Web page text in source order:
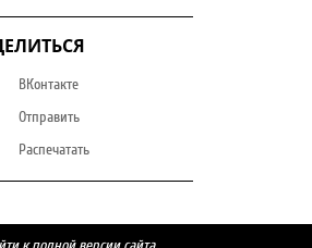
ВКонтакте
Отправить
Распечатать